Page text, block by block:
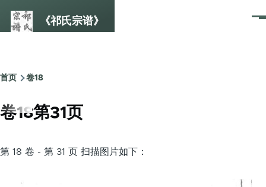
《祁氏宗谱》
菜
面
包
屑
首页 卷18
卷18第31页
第 18 卷 - 第 31 页 扫描图片如下：